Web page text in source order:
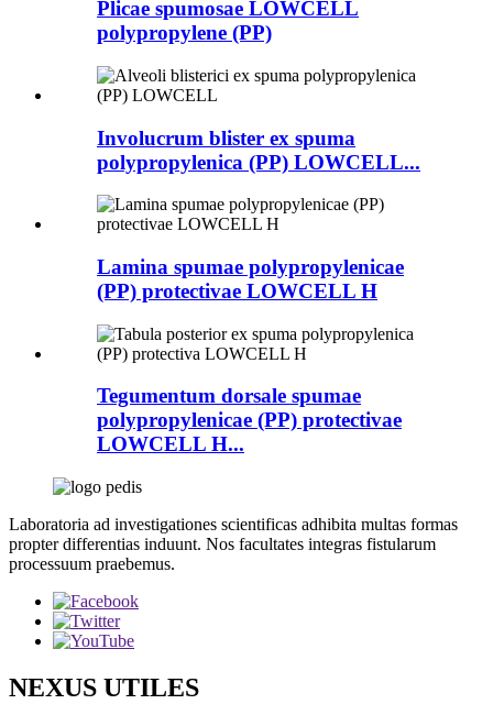
Plicae spumosae LOWCELL
polypropylene (PP)
Involucrum blister ex spuma
polypropylenica (PP) LOWCELL...
Lamina spumae polypropylenicae
(PP) protectivae LOWCELL H
Tegumentum dorsale spumae
polypropylenicae (PP) protectivae
LOWCELL H...
Laboratoria ad investigationes scientificas adhibita multas formas
propter differentias induunt. Nos facultates integras fistularum
processuum praebemus.
NEXUS UTILES